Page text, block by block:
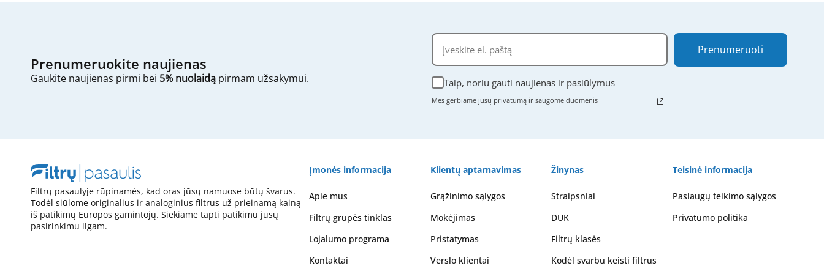
Prenumeruokite naujienas
Gaukite naujienas pirmi bei 5% nuolaidą pirmam užsakymui. Taip, noriu gauti naujienas ir pasiūlymus
Mes gerbiame jūsų privatumą ir saugome duomenis
Prenumeruoti
Filtrų pasaulyje rūpinamės, kad oras jūsų namuose būtų švarus.
Todėl siūlome originalius ir analoginius filtrus už prieinamą kainą
iš patikimų Europos gamintojų. Siekiame tapti patikimu jūsų
pasirinkimu ilgam.
Įmonės informacija
Apie mus
Filtrų grupės tinklas
Lojalumo programa
Kontaktai
Klientų aptarnavimas
Grąžinimo sąlygos
Mokėjimas
Pristatymas
Verslo klientai
Žinynas
Straipsniai
DUK
Filtrų klasės
Kodėl svarbu keisti filtrus
Teisinė informacija
Paslaugų teikimo sąlygos
Privatumo politika